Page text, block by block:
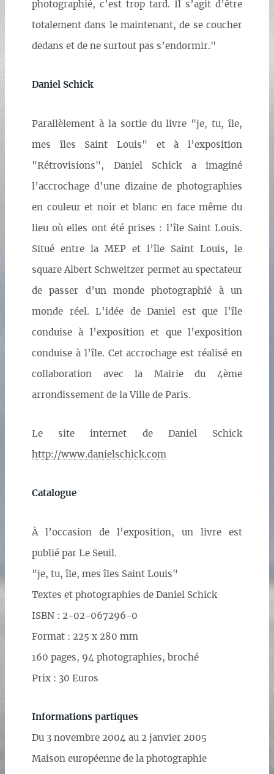
photographié, c’est trop tard. Il s’agit d’être
totalement dans le maintenant, de se coucher
dedans et de ne surtout pas s’endormir."
Daniel Schick
Parallèlement à la sortie du livre "je, tu, île,
mes îles Saint Louis" et à l’exposition
"Rétrovisions", Daniel Schick a imaginé
l’accrochage d’une dizaine de photographies
en couleur et noir et blanc en face même du
lieu où elles ont été prises : l’île Saint Louis.
Situé entre la MEP et l’île Saint Louis, le
square Albert Schweitzer permet au spectateur
de passer d’un monde photographié à un
monde réel. L’idée de Daniel est que l’île
conduise à l’exposition et que l’exposition
conduise à l’île. Cet accrochage est réalisé en
collaboration avec la Mairie du 4ème
arrondissement de la Ville de Paris.
Le site internet de Daniel Schick
http://www.danielschick.com
Catalogue
À l’occasion de l’exposition, un livre est
publié par Le Seuil.
"je, tu, île, mes îles Saint Louis"
Textes et photographies de Daniel Schick
ISBN : 2-02-067296-0
Format : 225 x 280 mm
160 pages, 94 photographies, broché
Prix : 30 Euros
Informations partiques
Du 3 novembre 2004 au 2 janvier 2005
Maison européenne de la photographie